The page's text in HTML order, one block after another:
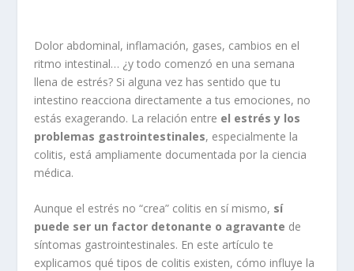
Dolor abdominal, inflamación, gases, cambios en el
ritmo intestinal… ¿y todo comenzó en una semana
llena de estrés? Si alguna vez has sentido que tu
intestino reacciona directamente a tus emociones, no
estás exagerando. La relación entre el estrés y los
problemas gastrointestinales, especialmente la
colitis, está ampliamente documentada por la ciencia
médica.
Aunque el estrés no “crea” colitis en sí mismo, sí
puede ser un factor detonante o agravante de
síntomas gastrointestinales. En este artículo te
explicamos qué tipos de colitis existen, cómo influye la